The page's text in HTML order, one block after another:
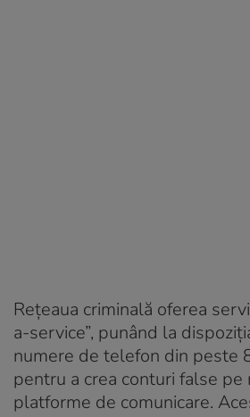
Rețeaua criminală oferea
a-service”, punând la
numere de telefon din peste
pentru a crea conturi false
platforme de comunicare.